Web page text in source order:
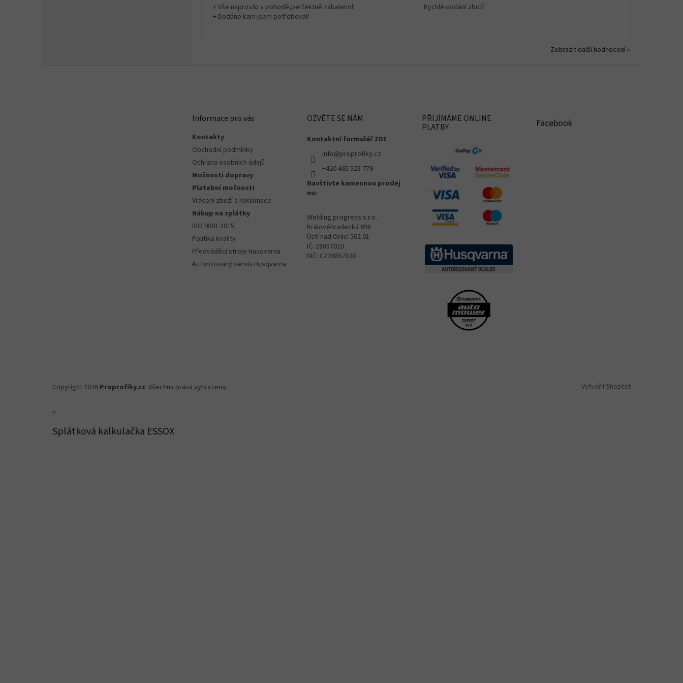
+ Vše naprosto v pohodě,perfektně zabaleno!!
+ Dodáno kam jsem potřeboval!
Rychlé dodání zboží
Zobrazit další hodnocení
Informace pro vás
Kontakty
Obchodní podmínky
Ochrana osobních údajů
Možnosti dopravy
Platební možnosti
Vrácení zboží a reklamace
Nákup na splátky
ISO 9001:2015
Politika kvality
Předváděcí stroje Husqvarna
Autorizovaný servis Husqvarna
OZVĚTE SE NÁM
Kontaktní formulář ZDE
info@proprofiky.cz
+420 465 523 779
Navštivte kamennou prodej
nu:
Welding progress s.r.o.
Královéhradecká 698
Ústí nad Orlicí 562 01
IČ: 28857020
DIČ: CZ28857020
PŘIJÍMÁME ONLINE
PLATBY Facebook
Vytvořil Shoptet
Copyright 2026 Proprofiky.cz. Všechna práva vyhrazena.
×
Splátková kalkulačka ESSOX